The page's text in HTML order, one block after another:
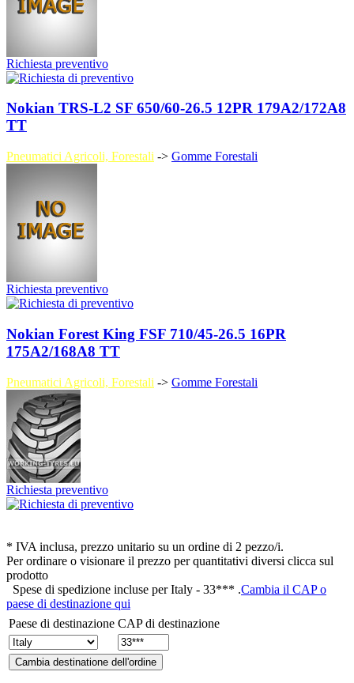
Richiesta preventivo
Nokian TRS-L2 SF 650/60-26.5 12PR 179A2/172A8
TT
Pneumatici Agricoli, Forestali -> Gomme Forestali
Richiesta preventivo
Nokian Forest King FSF 710/45-26.5 16PR
175A2/168A8 TT
Pneumatici Agricoli, Forestali -> Gomme Forestali
Richiesta preventivo
* IVA inclusa, prezzo unitario su un ordine di 2 pezzo/i.
Per ordinare o visionare il prezzo per quantitativi diversi clicca sul
prodotto
Spese di spedizione incluse perItaly - 33*** .Cambia il CAP o
paese di destinazione qui
Paese di destinazione CAP di destinazione